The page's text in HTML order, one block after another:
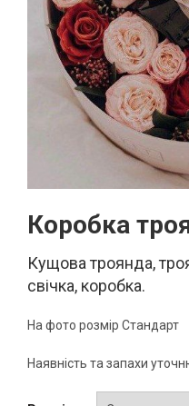
Коробка
Кущова троянда,
свічка, коробка.
На фото розмір Стандарт
Наявність та запахи